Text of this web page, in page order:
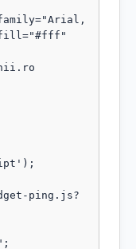
fill="#fff"
ping.js?